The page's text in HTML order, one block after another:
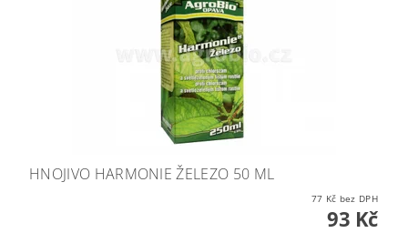
HNOJIVO HARMONIE ŽELEZO 50 ML
77 Kč bez DPH
93 Kč